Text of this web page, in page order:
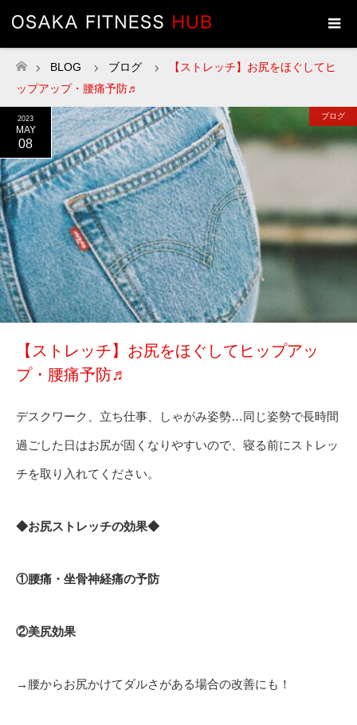
ホーム
BLOG ブログ
【ストレッチ】お尻をほぐしてヒ
ップアップ・腰痛予防♬
2023
MAY
08
ブログ
【ストレッチ】お尻をほぐしてヒップアッ
プ・腰痛予防♬
デスクワーク、立ち仕事、しゃがみ姿勢…同じ姿勢で長時間
過ごした日はお尻が固くなりやすいので、寝る前にストレッ
チを取り入れてください。
◆お尻ストレッチの効果◆
①腰痛・坐骨神経痛の予防
②美尻効果
→腰からお尻かけてダルさがある場合の改善にも！